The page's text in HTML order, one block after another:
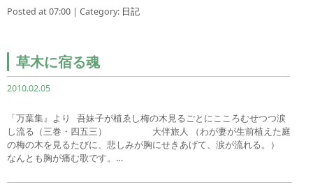
Posted at 07:00 | Category: 日記
草木に宿る魂
2010.02.05
「万葉集』より 吾妹子が植ゑし梅の木見るごとにこころむせつつ涙
し流る（三巻・四五三） 大伴旅人 （わが妻が生前植えた庭
の梅の木を見るたびに、悲しみが胸にせきあげて、涙が流れる。）
なんとも胸が痛む歌です。…